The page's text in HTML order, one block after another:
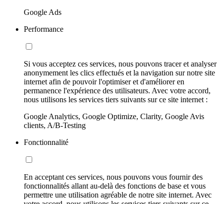
Google Ads
Performance
Si vous acceptez ces services, nous pouvons tracer et analyser
anonymement les clics effectués et la navigation sur notre site
internet afin de pouvoir l'optimiser et d'améliorer en
permanence l'expérience des utilisateurs. Avec votre accord,
nous utilisons les services tiers suivants sur ce site internet :
Google Analytics, Google Optimize, Clarity, Google Avis
clients, A/B-Testing
Fonctionnalité
En acceptant ces services, nous pouvons vous fournir des
fonctionnalités allant au-delà des fonctions de base et vous
permettre une utilisation agréable de notre site internet. Avec